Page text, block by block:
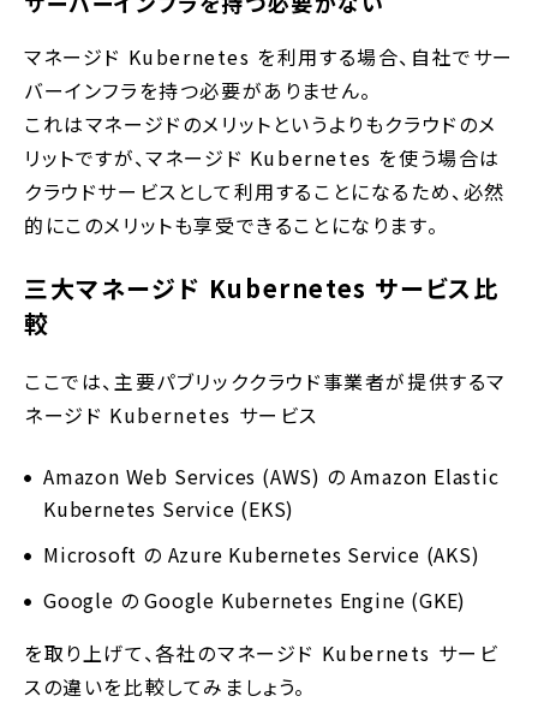
マネージド Kubernetes を利用する場合、自社でサー
バーインフラを持つ必要がありません。
これはマネージドのメリットというよりもクラウドのメ
リットですが、マネージド Kubernetes を使う場合は
クラウドサービスとして利用することになるため、必然
的にこのメリットも享受できることになります。
三大マネージド Kubernetes サービス比
較
ここでは、主要パブリッククラウド事業者が提供するマ
ネージド Kubernetes サービス
Amazon Web Services (AWS) の Amazon Elastic
Kubernetes Service (EKS)
Microsoft の Azure Kubernetes Service (AKS)
Google の Google Kubernetes Engine (GKE)
を取り上げて、各社のマネージド Kubernets サービ
スの違いを比較してみましょう。